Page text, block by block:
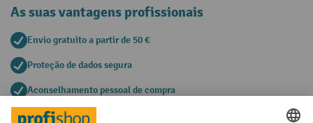
As suas vantagens profissionais
Envio gratuito a partir de 50 €
Proteção de dados segura
Aconselhamento pessoal de compra